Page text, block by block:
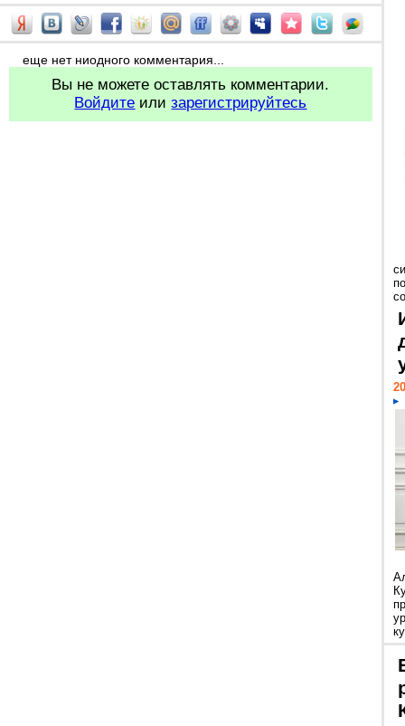
еще нет ниодного комментария...
Вы не можете оставлять комментарии.
Войдите илизарегистрируйтесь